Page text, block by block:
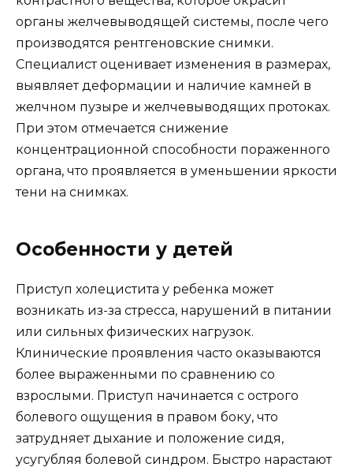
органы желчевыводящей системы, после чего
производятся рентгеновские снимки.
Специалист оценивает изменения в размерах,
выявляет деформации и наличие камней в
желчном пузыре и желчевыводящих протоках.
При этом отмечается снижение
концентрационной способности пораженного
органа, что проявляется в уменьшении яркости
тени на снимках.
Особенности у детей
Приступ холецистита у ребенка может
возникать из-за стресса, нарушений в питании
или сильных физических нагрузок.
Клинические проявления часто оказываются
более выраженными по сравнению со
взрослыми. Приступ начинается с острого
болевого ощущения в правом боку, что
затрудняет дыхание и положение сидя,
усугубляя болевой синдром. Быстро нарастают